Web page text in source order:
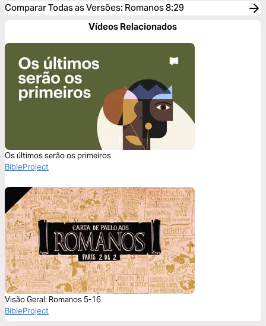
Comparar Todas as Versões: Romanos 8:29
Vídeos Relacionados
Os últimos serão os primeiros
BibleProject
Visão Geral: Romanos 5-16
BibleProject